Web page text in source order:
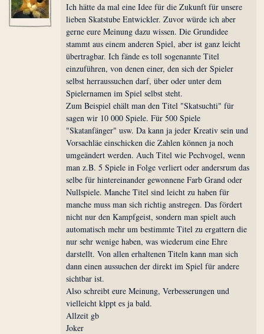
Ich hätte da mal eine Idee für die Zukunft für unsere
lieben Skatstube Entwickler. Zuvor würde ich aber
gerne eure Meinung dazu wissen. Die Grundidee
stammt aus einem anderen Spiel, aber ist ganz leicht
übertragbar. Ich fände es toll sogenannte Titel
einzuführen, von denen einer, den sich der Spieler
selbst herraussuchen darf, über oder unter dem
Spielernamen im Spiel selbst steht.
Zum Beispiel ehält man den Titel "Skatsuchti" für
sagen wir 10 000 Spiele. Für 500 Spiele
"Skatanfänger" usw. Da kann ja jeder Kreativ sein und
Vorsachläe einschicken die Zahlen können ja noch
umgeändert werden. Auch Titel wie Pechvogel, wenn
man z.B. 5 Spiele in Folge verliert oder andersrum das
selbe für hintereinander gewonnene Farb Grand oder
Nullspiele. Manche Titel sind leicht zu haben für
manche muss man sich richtig anstregen. Das fördert
nicht nur den Kampfgeist, sondern man spielt auch
automatisch mehr um bestimmte Titel zu ergattern die
nur sehr wenige haben, was wiederum eine Ehre
darstellt. Von allen erhaltenen Titeln kann man sich
dann einen aussuchen der direkt im Spiel für andere
sichtbar ist.
Also schreibt eure Meinung, Verbesserungen und
vielleicht klppt es ja bald.
Allzeit gb
Joker